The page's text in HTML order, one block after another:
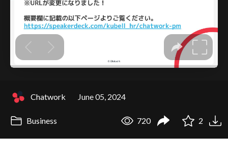
Chatwork June 05, 2024
Business 720 2